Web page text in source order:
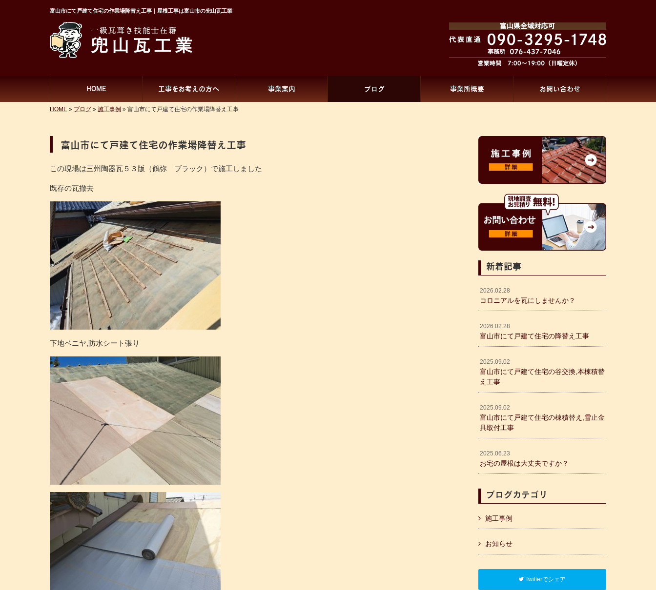
富山市にて戸建て住宅の作業場降替え工事｜屋根工事は富山市の兜山瓦工業
HOME 工事をお考えの方へ 事業案内 ブログ 事業所概要 お問い合わせ
HOME » ブログ » 施工事例 » 富山市にて戸建て住宅の作業場降替え工事
富山市にて戸建て住宅の作業場降替え工事
この現場は三州陶器瓦５３版（鶴弥 ブラック）で施工しました
既存の瓦撤去
下地ベニヤ,防水シート張り
新着記事
2026.02.28
コロニアルを瓦にしませんか？
2026.02.28
富山市にて戸建て住宅の降替え工事
2025.09.02
富山市にて戸建て住宅の谷交換,本棟積替
え工事
2025.09.02
富山市にて戸建て住宅の棟積替え,雪止金
具取付工事
2025.06.23
お宅の屋根は大丈夫ですか？
ブログカテゴリ
施工事例
お知らせ
Twitterでシェア